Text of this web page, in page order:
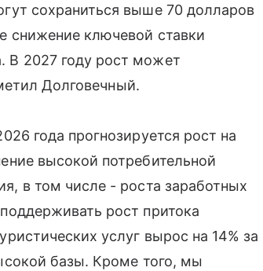
сохраниться выше 70 долларов
снижение ключевой ставки
В 2027 году рост может
Долговечный.
года прогнозируется рост на
высокой потребительной
в том числе - роста заработных
рост притока
услуг вырос на 14% за
базы. Кроме того, мы